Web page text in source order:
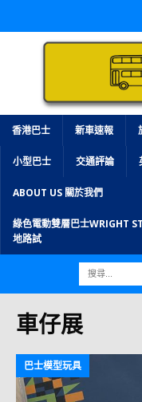
香港巴士 新車速報
小型巴士 交通評論
ABOUT US 關於我們
綠色電動雙層巴士WRIGHT
地路試
車仔展
巴士模型玩具